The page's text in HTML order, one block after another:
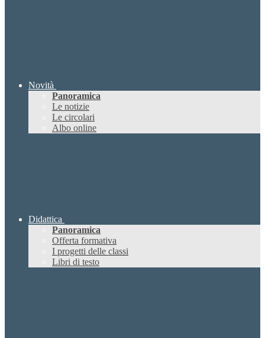
Novità
Panoramica
Le notizie
Le circolari
Albo online
Didattica
Panoramica
Offerta formativa
I progetti delle classi
Libri di testo